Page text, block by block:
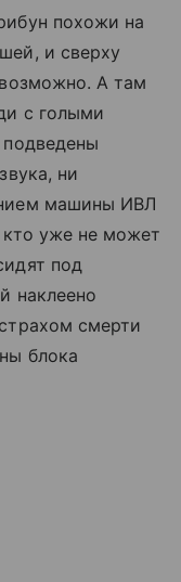
похожи на
и сверху
А там
с голыми
ни
машины ИВЛ
кто уже не может
под
наклеено
смерти
блока